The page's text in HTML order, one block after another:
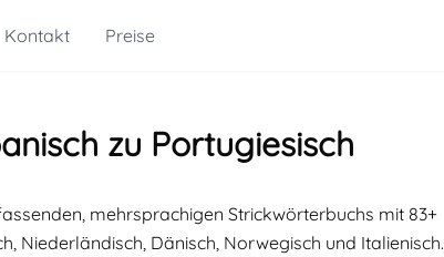
Kontakt Preise
zu Portugiesisch
mehrsprachigen Strickwörterbuchs mit 83+
Niederländisch, Dänisch, Norwegisch und Italienisch.